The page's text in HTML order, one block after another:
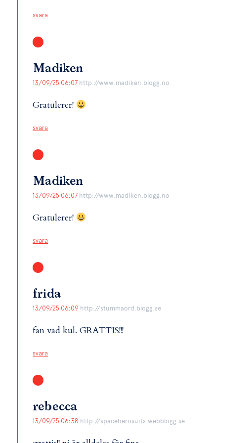
svara
Madiken
13/09/25 06:07 http://www.madiken.blogg.no
Gratulerer!
svara
Madiken
13/09/25 06:07 http://www.madiken.blogg.no
Gratulerer!
svara
frida
13/09/25 06:09 http://stummaord.blogg.se
fan vad kul. GRATTIS!!!
svara
rebecca
13/09/25 06:38 http://spaceherosuits.webblogg.se